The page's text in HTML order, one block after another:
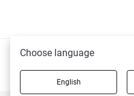
Choose language
English